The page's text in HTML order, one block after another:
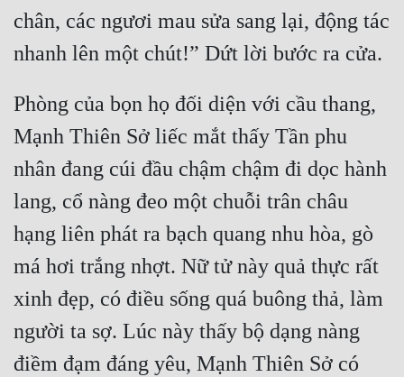
Tu Chân
Tu Tiên
Tội Phạm
Vô Địch
Võ Hiệp
Võng Du
Xuyên Không
Xuyên Nhanh
Xuyên Sách
Xuyên Thư
chân, các ngươi mau sửa sang lại, động tác
Phòng của bọn họ đối diện với cầu thang,
Mạnh Thiên Sở liếc mắt thấy Tần phu
nhân đang cúi đầu chậm chậm đi dọc hành
lang, cổ nàng đeo một chuỗi trân châu
hạng liên phát ra bạch quang nhu hòa, gò
má hơi trắng nhợt. Nữ tử này quả thực rất
xinh đẹp, có điều sống quá buông thả, làm
người ta sợ. Lúc này thấy bộ dạng nàng
điềm đạm đáng yêu, Mạnh Thiên Sở có